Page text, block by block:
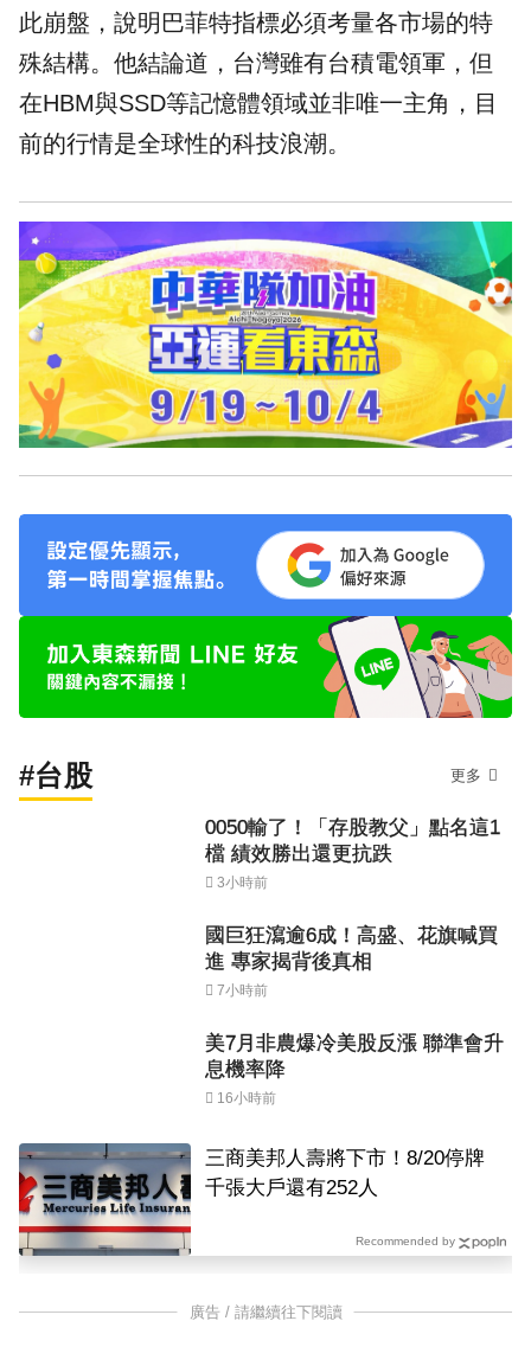
此崩盤，說明巴菲特指標必須考量各市場的特
殊結構。他結論道，台灣雖有台積電領軍，但
在HBM與SSD等記憶體領域並非唯一主角，目
前的行情是全球性的科技浪潮。
#台股 更多
0050輸了！「存股教父」點名這1
檔 績效勝出還更抗跌
3小時前
國巨狂瀉逾6成！高盛、花旗喊買
進 專家揭背後真相
7小時前
美7月非農爆冷美股反漲 聯準會升
息機率降
16小時前
三商美邦人壽將下市！8/20停牌
千張大戶還有252人
Recommended by
廣告 / 請繼續往下閱讀